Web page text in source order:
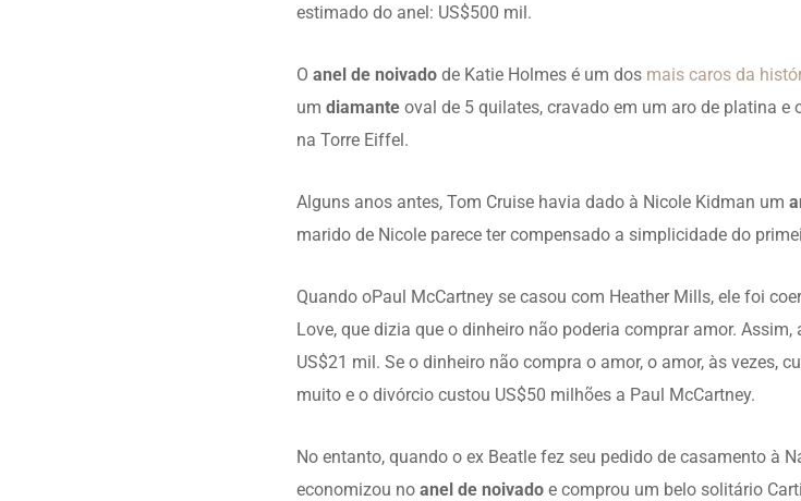
estimado do anel: US$500 mil.
O anel de noivado de Katie Holmes é um dos mais caros da
um diamante oval de 5 quilates, cravado em um aro de platina e
na Torre Eiffel.
Alguns anos antes, Tom Cruise havia dado à Nicole Kidman um
marido de Nicole parece ter compensado a simplicidade do
Quando oPaul McCartney se casou com Heather Mills, ele foi
Love, que dizia que o dinheiro não poderia comprar amor.
US$21 mil. Se o dinheiro não compra o amor, o amor, às vezes,
muito e o divórcio custou US$50 milhões a Paul McCartney.
No entanto, quando o ex Beatle fez seu pedido de casamento à
economizou no anel de noivado e comprou um belo solitário